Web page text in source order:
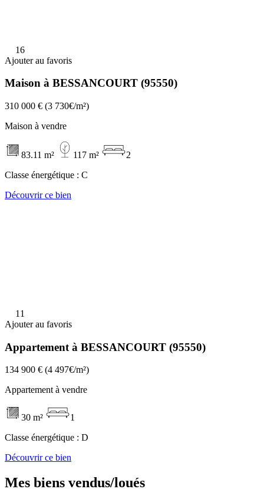
16
Ajouter au favoris
Maison à BESSANCOURT (95550)
310 000 € (3 730€/m²)
Maison à vendre
83.11 m² 117 m²
2
Classe énergétique : C
Découvrir ce bien
11
Ajouter au favoris
Appartement à BESSANCOURT (95550)
134 900 € (4 497€/m²)
Appartement à vendre
30 m²
1
Classe énergétique : D
Découvrir ce bien
Mes biens vendus/loués